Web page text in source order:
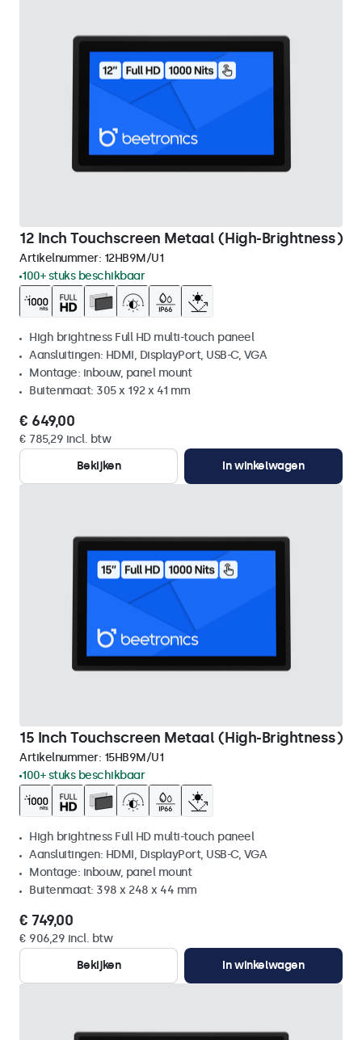
12 Inch Touchscreen Metaal (High-Brightness)
Artikelnummer: 12HB9M/U1
100+ stuks beschikbaar
High brightness Full HD multi-touch paneel
Aansluitingen: HDMI, DisplayPort, USB-C, VGA
Montage: inbouw, panel mount
Buitenmaat: 305 x 192 x 41 mm
€ 649,00
€ 785,29 incl. btw
Bekijken
In winkelwagen
15 Inch Touchscreen Metaal (High-Brightness)
Artikelnummer: 15HB9M/U1
100+ stuks beschikbaar
High brightness Full HD multi-touch paneel
Aansluitingen: HDMI, DisplayPort, USB-C, VGA
Montage: inbouw, panel mount
Buitenmaat: 398 x 248 x 44 mm
€ 749,00
€ 906,29 incl. btw
Bekijken
In winkelwagen